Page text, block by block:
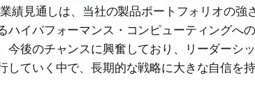
績見通しは、当社の製品ポートフォリオの強
ハイパフォーマンス・コンピューティングへ
今後のチャンスに興奮しており、リーダーシ
していく中で、長期的な戦略に大きな自信を持